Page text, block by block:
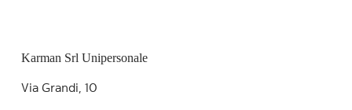
Karman Srl Unipersonale
Via Grandi, 10